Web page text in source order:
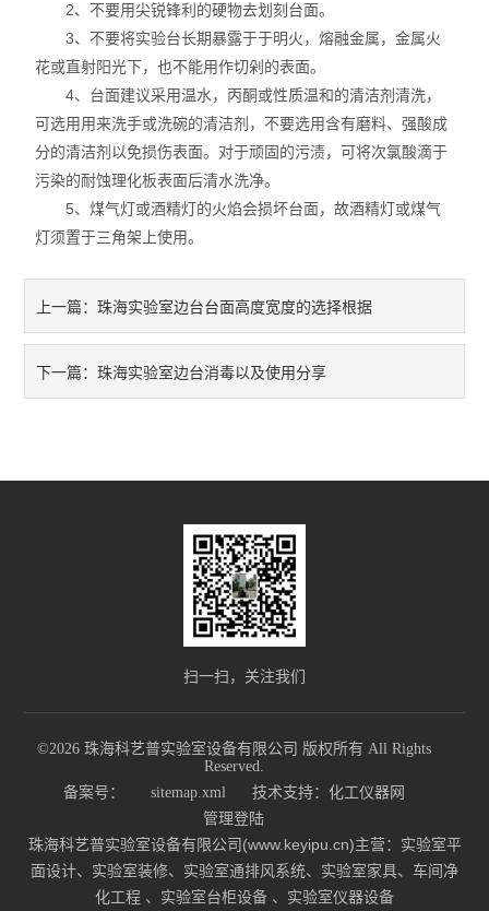
2、不要用尖锐锋利的硬物去划刻台面。
3、不要将实验台长期暴露于于明火，熔融金属，金属火
花或直射阳光下，也不能用作切剁的表面。
4、台面建议采用温水，丙酮或性质温和的清洁剂清洗，
可选用用来洗手或洗碗的清洁剂，不要选用含有磨料、强酸成
分的清洁剂以免损伤表面。对于顽固的污渍，可将次氯酸滴于
污染的耐蚀理化板表面后清水洗净。
5、煤气灯或酒精灯的火焰会损坏台面，故酒精灯或煤气
灯须置于三角架上使用。
上一篇：珠海实验室边台台面高度宽度的选择根据
下一篇：珠海实验室边台消毒以及使用分享
扫一扫，关注我们
©2026 珠海科艺普实验室设备有限公司 版权所有 All Rights
Reserved.
备案号：
sitemap.xml 技术支持： 化工仪器网
管理登陆
珠海科艺普实验室设备有限公司(www.keyipu.cn)主营：实验室平
面设计、实验室装修、实验室通排风系统、实验室家具、车间净
化工程 、实验室台柜设备 、实验室仪器设备